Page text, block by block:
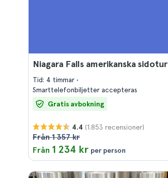
Niagara Falls amerikanska sidotur
Tid: 4 timmar
Smarttelefonbiljetter accepteras
Gratis avbokning
4.4 (1.853 recensioner)
Från 1 357 kr
Från 1 234 kr per person